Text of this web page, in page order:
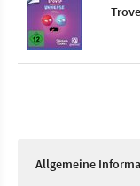
Allgemeine